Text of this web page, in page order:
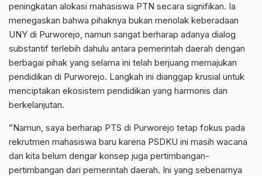
peningkatan alokasi mahasiswa PTN secara signifikan. Ia
menegaskan bahwa pihaknya bukan menolak keberadaan
UNY di Purworejo, namun sangat berharap adanya dialog
substantif terlebih dahulu antara pemerintah daerah dengan
berbagai pihak yang selama ini telah berjuang memajukan
pendidikan di Purworejo. Langkah ini dianggap krusial untuk
menciptakan ekosistem pendidikan yang harmonis dan
berkelanjutan.
”Namun, saya berharap PTS di Purworejo tetap fokus pada
rekrutmen mahasiswa baru karena PSDKU ini masih wacana
dan kita belum dengar konsep juga pertimbangan-
pertimbangan dari pemerintah daerah. Ini yang sebenarnya